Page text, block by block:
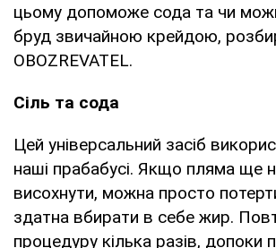
цьому допоможе сода та чи
бруд звичайною крейдою,
OBOZREVATEL.
Сіль та сода
Цей універсальний засіб
наші прабабусі. Якщо пляма ще
висохнути, можна просто потерти
здатна вбирати в себе жир.
процедуру кілька разів, допоки